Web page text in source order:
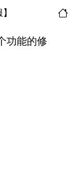
功能的修